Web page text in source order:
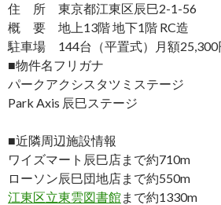
住 所 東京都江東区辰巳2-1-56
概 要 地上13階 地下1階 RC造
駐車場 144台（平置式）月額25,300
■物件名フリガナ
パークアクシスタツミステージ
Park Axis 辰巳ステージ
■近隣周辺施設情報
ワイズマート辰巳店まで約710m
ローソン辰巳団地店まで約550m
江東区立東雲図書館まで約1330m